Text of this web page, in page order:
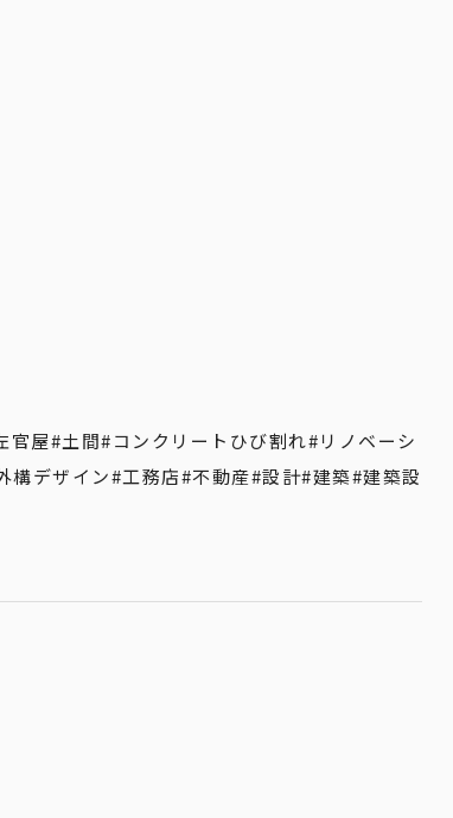
官屋#土間#コンクリートひび割れ#リノベーシ
構デザイン#工務店#不動産#設計#建築#建築設